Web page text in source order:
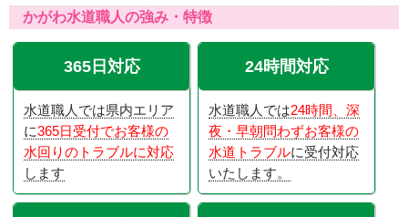
かがわ水道職人の強み・特徴
365日対応
水道職人では県内エリア
に365日受付でお客様の
水回りのトラブルに対応
します
24時間対応
水道職人では24時間、深
夜・早朝問わずお客様の
水道トラブルに受付対応
いたします。